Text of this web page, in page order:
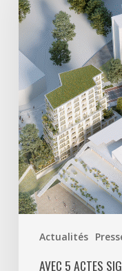
Actualités
signés
pour
créer
000
m2
de
programmes
mixtes
et
900
logements,
DéfenseAVEC 5 ACTES